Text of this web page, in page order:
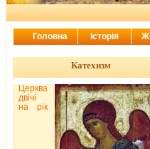
Катехизм
Церква
двічі
на рік
Головна Історія